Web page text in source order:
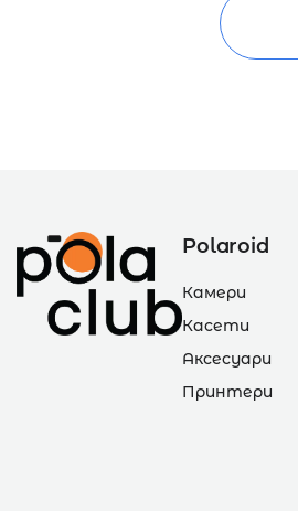
Polaroid
Камери
Касети
Аксесуари
Принтери